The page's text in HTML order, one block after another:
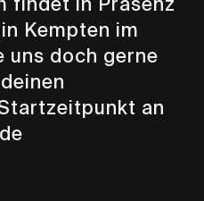
findet in Präsenz
Kempten im
uns doch gerne
an